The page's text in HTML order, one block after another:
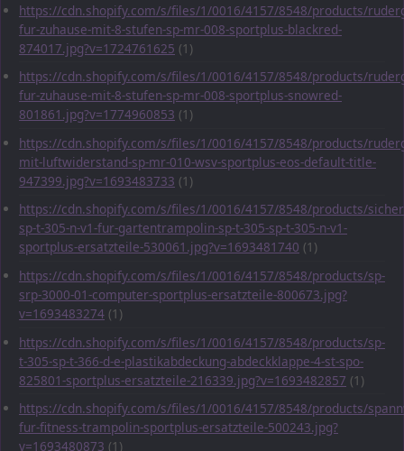
https://cdn.shopify.com/s/files/1/0016/4157/8548/products/
fur-zuhause-mit-8-stufen-sp-mr-008-sportplus-blackred-
874017.jpg?v=1724761625 (1)
https://cdn.shopify.com/s/files/1/0016/4157/8548/products/
fur-zuhause-mit-8-stufen-sp-mr-008-sportplus-snowred-
801861.jpg?v=1774960853 (1)
https://cdn.shopify.com/s/files/1/0016/4157/8548/products/
mit-luftwiderstand-sp-mr-010-wsv-sportplus-eos-default-title-
947399.jpg?v=1693483733 (1)
https://cdn.shopify.com/s/files/1/0016/4157/8548/products/
sp-t-305-n-v1-fur-gartentrampolin-sp-t-305-sp-t-305-n-v1-
sportplus-ersatzteile-530061.jpg?v=1693481740 (1)
https://cdn.shopify.com/s/files/1/0016/4157/8548/products/sp-
srp-3000-01-computer-sportplus-ersatzteile-800673.jpg?
v=1693483274 (1)
https://cdn.shopify.com/s/files/1/0016/4157/8548/products/sp-
t-305-sp-t-366-d-e-plastikabdeckung-abdeckklappe-4-st-spo-
825801-sportplus-ersatzteile-216339.jpg?v=1693482857 (1)
https://cdn.shopify.com/s/files/1/0016/4157/8548/products/
fur-fitness-trampolin-sportplus-ersatzteile-500243.jpg?
v=1693480873 (1)